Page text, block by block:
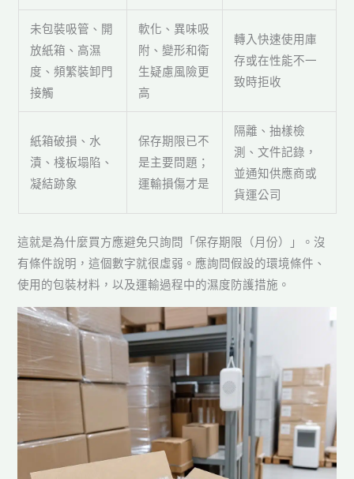
未包裝吸管、開
放紙箱、高濕
度、頻繁裝卸門
接觸
軟化、異味吸
附、變形和衛
生疑慮風險更
高
轉入快速使用庫
存或在性能不一
致時拒收
紙箱破損、水
漬、棧板塌陷、
凝結跡象
保存期限已不
是主要問題；
運輸損傷才是
隔離、抽樣檢
測、文件記錄，
並通知供應商或
貨運公司
這就是為什麼買方應避免只詢問「保存期限（月份）」。沒
有條件說明，這個數字就很虛弱。應詢問假設的環境條件、
使用的包裝材料，以及運輸過程中的濕度防護措施。